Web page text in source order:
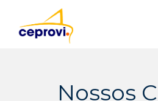
Nossos